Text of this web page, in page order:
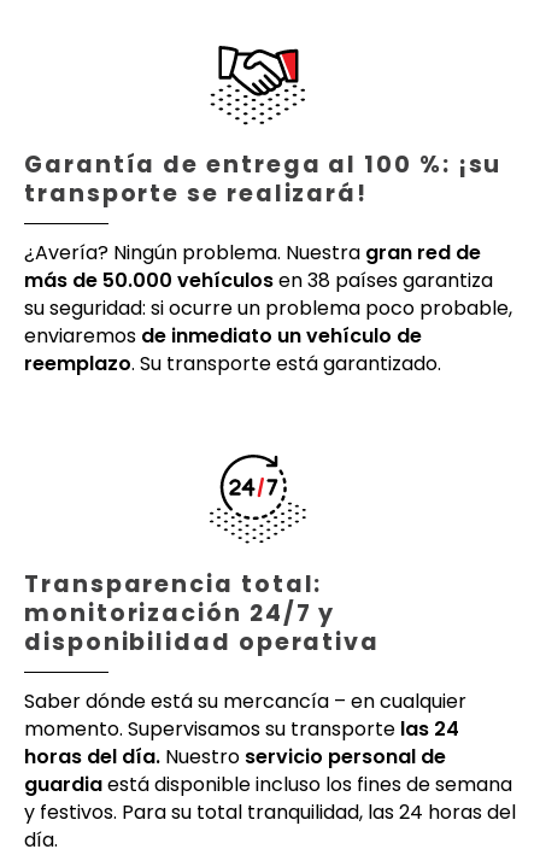
Garantía de entrega al 100 %: ¡su
transporte se realizará!
¿Avería? Ningún problema. Nuestra gran red de
más de 50.000 vehículosen 38 países garantiza
su seguridad: si ocurre un problema poco probable,
enviaremos de inmediato un vehículo de
reemplazo. Su transporte está garantizado.
Transparencia total:
monitorización 24/7 y
disponibilidad operativa
Saber dónde está su mercancía – en cualquier
momento. Supervisamos su transporte las 24
horas del día. Nuestro servicio personal de
guardiaestá disponible incluso los fines de semana
y festivos. Para su total tranquilidad, las 24 horas del
día.